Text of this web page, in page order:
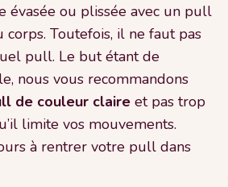
évasée ou plissée avec un pull
Toutefois, il ne faut pas
pull. Le but étant de
nous vous recommandons
de couleur claire et pas trop
limite vos mouvements.
à rentrer votre pull dans